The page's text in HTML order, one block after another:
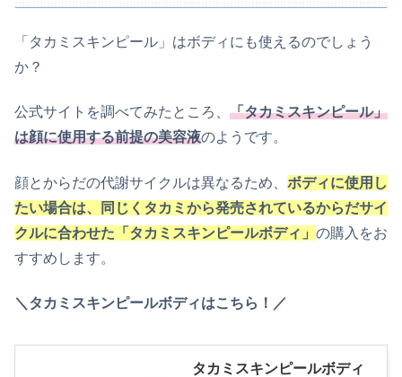
「タカミスキンピール」はボディにも使えるのでしょう
か？
公式サイトを調べてみたところ、 「タカミスキンピール」
は顔に使用する前提の美容液のようです。
顔とからだの代謝サイクルは異なるため、 ボディに使用し
たい場合は、同じくタカミから発売されているからだサイ
クルに合わせた「タカミスキンピールボディ」 の購入をお
すすめします。
＼タカミスキンピールボディはこちら！／
タカミスキンピールボディ